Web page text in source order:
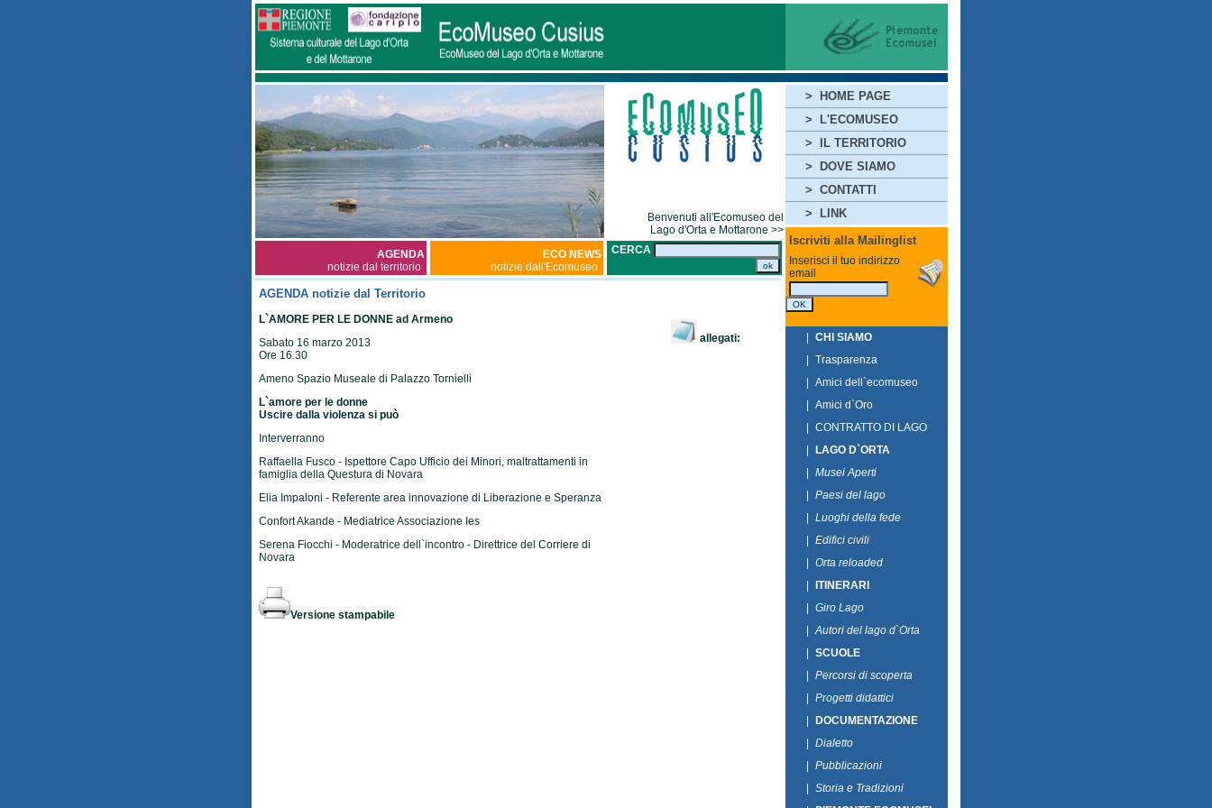
Benvenuti all'Ecomuseo del
Lago d'Orta e Mottarone >>
AGENDA
notizie dal territorio
ECO NEWS
notizie dall'Ecomuseo
CERCA
AGENDA notizie dal Territorio
L`AMORE PER LE DONNE ad Armeno
Sabato 16 marzo 2013
Ore 16.30
Ameno Spazio Museale di Palazzo Tornielli
L`amore per le donne
Uscire dalla violenza si può
Interverranno
Raffaella Fusco - Ispettore Capo Ufficio dei Minori, maltrattamenti in
famiglia della Questura di Novara
Elia Impaloni - Referente area innovazione di Liberazione e Speranza
Confort Akande - Mediatrice Associazione Ies
Serena Fiocchi - Moderatrice dell`incontro - Direttrice del Corriere di
Novara
Versione stampabile
allegati:
>
HOME PAGE
>
L'ECOMUSEO
>
IL TERRITORIO
>
DOVE SIAMO
> CONTATTI
>
LINK
Iscriviti alla Mailinglist
Inserisci il tuo indirizzo
email
CHI SIAMO
Trasparenza
Amici dell`ecomuseo
Amici d`Oro
CONTRATTO DI LAGO
LAGO D`ORTA
Musei Aperti
Paesi del lago
Luoghi della fede
Edifici civili
Orta reloaded
ITINERARI
Giro Lago
Autori del lago d`Orta
SCUOLE
Percorsi di scoperta
Progetti didattici
DOCUMENTAZIONE
Dialetto
Pubblicazioni
Storia e Tradizioni